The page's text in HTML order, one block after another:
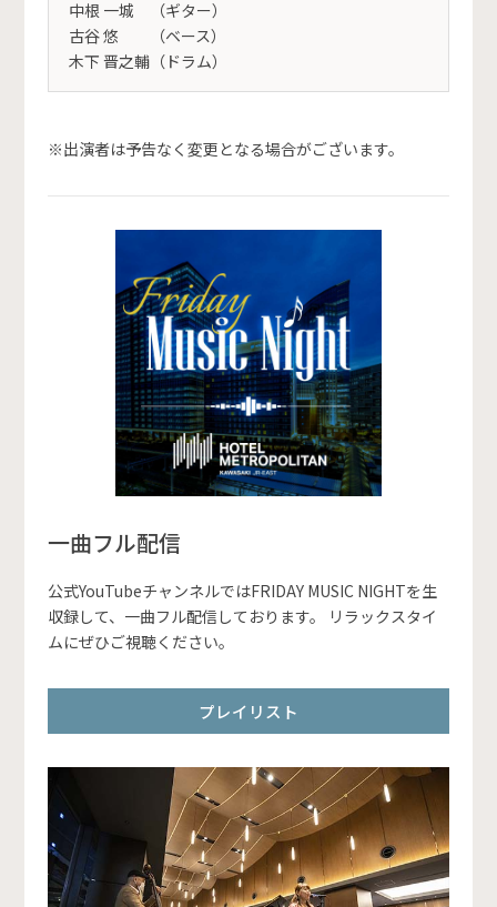
中根 一城 （ギター）
古谷 悠 （ベース）
木下 晋之輔（ドラム）
※出演者は予告なく変更となる場合がございます。
一曲フル配信
公式YouTubeチャンネルではFRIDAY MUSIC NIGHTを生
収録して、一曲フル配信しております。 リラックスタイ
ムにぜひご視聴ください。
プレイリスト